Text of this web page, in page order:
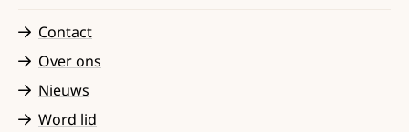
Contact
Over ons
Nieuws
Word lid